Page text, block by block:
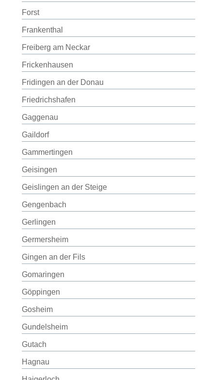
Forst
Frankenthal
Freiberg am Neckar
Frickenhausen
Fridingen an der Donau
Friedrichshafen
Gaggenau
Gaildorf
Gammertingen
Geisingen
Geislingen an der Steige
Gengenbach
Gerlingen
Germersheim
Gingen an der Fils
Gomaringen
Göppingen
Gosheim
Gundelsheim
Gutach
Hagnau